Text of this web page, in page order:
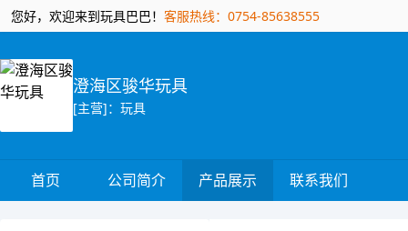
您好，欢迎来到玩具巴巴！ 客服热线：0754-85638555
澄海区骏华玩具
[主营]：玩具
首页 公司简介 产品展示 联系我们